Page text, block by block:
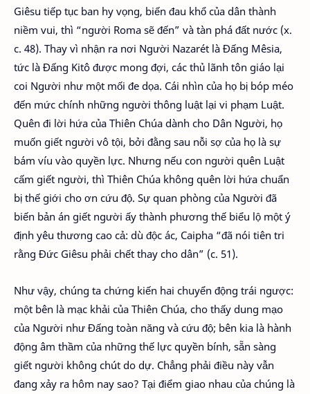
Giêsu tiếp tục ban hy vọng, biến đau khổ của dân thành
niềm vui, thì “người Roma sẽ đến” và tàn phá đất nước (x.
c. 48). Thay vì nhận ra nơi Người Nazarét là Đấng Mêsia,
tức là Đấng Kitô được mong đợi, các thủ lãnh tôn giáo lại
coi Người như một mối đe dọa. Cái nhìn của họ bị bóp méo
đến mức chính những người thông luật lại vi phạm Luật.
Quên đi lời hứa của Thiên Chúa dành cho Dân Người, họ
muốn giết người vô tội, bởi đằng sau nỗi sợ của họ là sự
bám víu vào quyền lực. Nhưng nếu con người quên Luật
cấm giết người, thì Thiên Chúa không quên lời hứa chuẩn
bị thế giới cho ơn cứu độ. Sự quan phòng của Người đã
biến bản án giết người ấy thành phương thế biểu lộ một ý
định yêu thương cao cả: dù độc ác, Caipha “đã nói tiên tri
rằng Đức Giêsu phải chết thay cho dân” (c. 51).
Như vậy, chúng ta chứng kiến hai chuyển động trái ngược:
một bên là mạc khải của Thiên Chúa, cho thấy dung mạo
của Người như Đấng toàn năng và cứu độ; bên kia là hành
động âm thầm của những thế lực quyền bính, sẵn sàng
giết người không chút do dự. Chẳng phải điều này vẫn
đang xảy ra hôm nay sao? Tại điểm giao nhau của chúng là